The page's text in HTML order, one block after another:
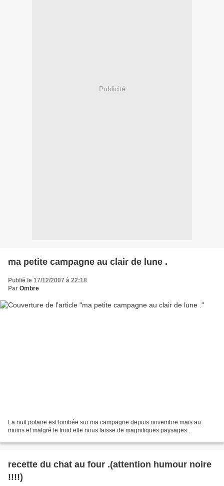
Publicité
ma petite campagne au clair de lune .
Publié le 17/12/2007 à 22:18
Par Ombre
La nuit polaire est tombée sur ma campagne depuis novembre mais au
moins et malgré le froid elle nous laisse de magnifiques paysages .
recette du chat au four .(attention humour noire
!!!!)